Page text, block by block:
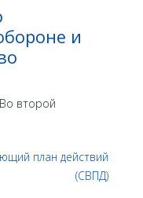
и
второй